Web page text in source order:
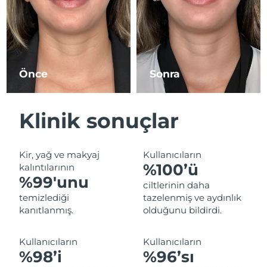
Önce Sonra
Klinik sonuçlar
Kir, yağ ve makyaj
kalıntılarının
%99'unu
temizlediği
kanıtlanmış.
Kullanıcıların
%100’ü
ciltlerinin daha
tazelenmiş ve aydınlık
olduğunu bildirdi.
Kullanıcıların
%98’i
Kullanıcıların
%96’sı
İsrail
Tahmini teslim tarihi
13/08/2026
İtalya
Tahmini teslim tarihi
09/08/2026
Japonya
Tahmini teslim tarihi
Jersey
Tahmini teslim tarihi
Kazakistan
Tahmini teslim tarihi
Kuveyt
Tahmini teslim tarihi
09/08/2026
Letonya